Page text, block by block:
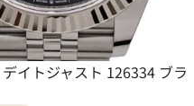
イトジャスト 126334 ブラ